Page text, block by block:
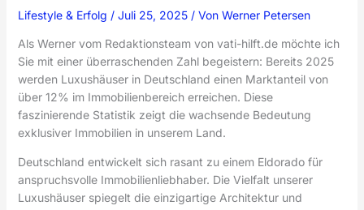
Lifestyle & Erfolg / Juli 25, 2025 / Von Werner Petersen
Als Werner vom Redaktionsteam von vati-hilft.de möchte ich
Sie mit einer überraschenden Zahl begeistern: Bereits 2025
werden Luxushäuser in Deutschland einen Marktanteil von
über 12% im Immobilienbereich erreichen. Diese
faszinierende Statistik zeigt die wachsende Bedeutung
exklusiver Immobilien in unserem Land.
Deutschland entwickelt sich rasant zu einem Eldorado für
anspruchsvolle Immobilienliebhaber. Die Vielfalt unserer
Luxushäuser spiegelt die einzigartige Architektur und